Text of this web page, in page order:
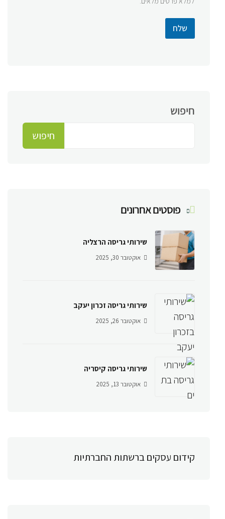
שלח
חיפוש
חיפוש
פוסטים אחרונים
שירותי גריסה הרצליה
אוקטובר 30, 2025
שירותי גריסה זכרון יעקב
אוקטובר 26, 2025
שירותי גריסה קיסריה
אוקטובר 13, 2025
קידום עסקים ברשתות החברתיות